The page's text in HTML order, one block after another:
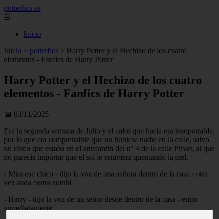
potterfics.es
☰
Inicio
Inicio > potterfics > Harry Potter y el Hechizo de los cuatro
elementos - Fanfics de Harry Potter
Harry Potter y el Hechizo de los cuatro
elementos - Fanfics de Harry Potter
📅 03/11/2025
Era la segunda semana de Julio y el calor que hacia era insoportable,
por lo que era comprensible que no hubiese nadie en la calle, salvo
un chico que estaba en el antejardin del n° 4 de la calle Privet, al que
no parecía importar que el sol le estuviera quemando la piel.
- Mira ese chico - dijo la voz de una señora dentro de la casa - otra
vez anda como zombi
- Harry - dijo la voz de un señor desde dentro de la casa - entra
inmediatamente